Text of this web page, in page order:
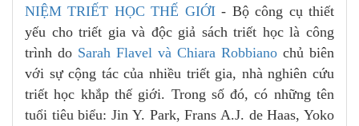
NIỆM TRIẾT HỌC THẾ GIỚI- Bộ công cụ thiết
yếu cho triết gia và độc giả sách triết học là công
trình do Sarah Flavel và Chiara Robbiano chủ biên
với sự cộng tác của nhiều triết gia, nhà nghiên cứu
triết học khắp thế giới. Trong số đó, có những tên
tuổi tiêu biểu: Jin Y. Park, Frans A.J. de Haas, Yoko